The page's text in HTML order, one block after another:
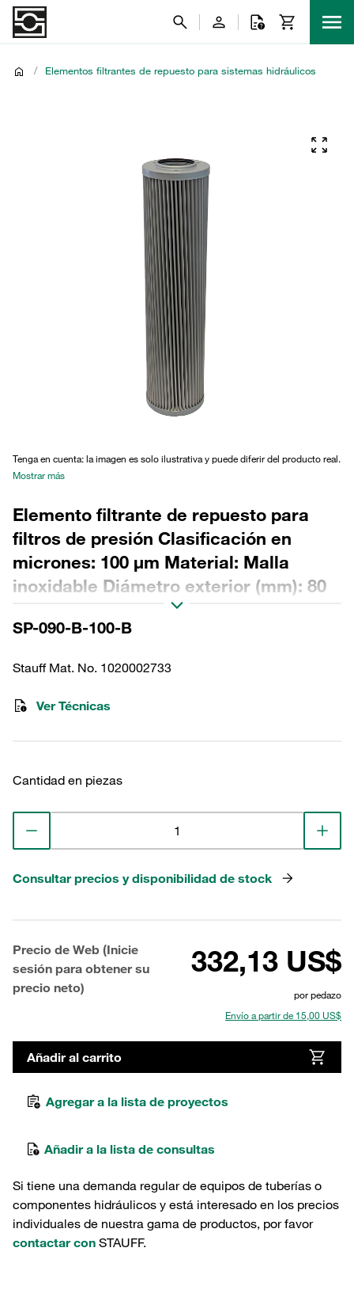
/ Elementos filtrantes de repuesto para sistemas hidráulicos
Tenga en cuenta: la imagen es solo ilustrativa y puede diferir del producto real.
Mostrar más
Elemento filtrante de repuesto para
filtros de presión Clasificación en
micrones: 100 µm Material: Malla
inoxidable Diámetro exterior (mm): 80
Diámetro interior (mm): 43,5 Longitud
(mm): 328,5 Sellado: NBR, relación β >2
SP-090-B-100-B
Stauff Mat. No. 1020002733
Ver Técnicas
Cantidad en piezas
Consultar precios y disponibilidad de stock
Precio de Web (Inicie
sesión para obtener su
precio neto)
332,13 US$
por pedazo
Envío a partir de 15,00 US$
Añadir al carrito
Agregar a la lista de proyectos
Añadir a la lista de consultas
Si tiene una demanda regular de equipos de tuberías o
componentes hidráulicos y está interesado en los precios
individuales de nuestra gama de productos, por favor
contactar con STAUFF.